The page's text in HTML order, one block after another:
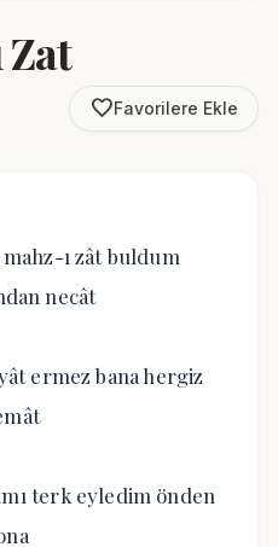
Zat
favorite_borderFavorilere Ekle
ı zât buldum
necât
ermez bana hergiz
terk eyledim önden